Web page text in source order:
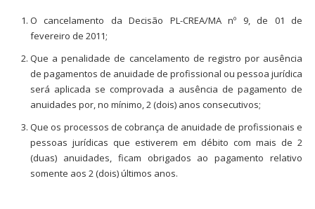
O cancelamento da Decisão PL-CREA/MA nº 9, de 01 de
fevereiro de 2011;
Que a penalidade de cancelamento de registro por ausência
de pagamentos de anuidade de profissional ou pessoa jurídica
será aplicada se comprovada a ausência de pagamento de
anuidades por, no mínimo, 2 (dois) anos consecutivos;
Que os processos de cobrança de anuidade de profissionais e
pessoas jurídicas que estiverem em débito com mais de 2
(duas) anuidades, ficam obrigados ao pagamento relativo
somente aos 2 (dois) últimos anos.